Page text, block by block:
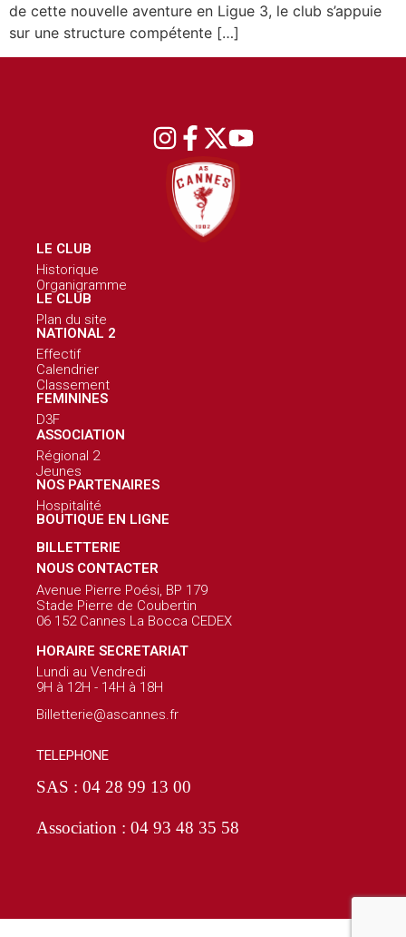
de cette nouvelle aventure en Ligue 3, le club s’appuie
sur une structure compétente […]
LE CLUB
Historique
Organigramme
LE CLUB
Plan du site
NATIONAL 2
Effectif
Calendrier
Classement
FEMININES
D3F
ASSOCIATION
Régional 2
Jeunes
NOS PARTENAIRES
Hospitalité
BOUTIQUE EN LIGNE
BILLETTERIE
NOUS CONTACTER
Avenue Pierre Poési, BP 179
Stade Pierre de Coubertin
06 152 Cannes La Bocca CEDEX
HORAIRE SECRETARIAT
Lundi au Vendredi
9H à 12H - 14H à 18H
Billetterie@ascannes.fr
TELEPHONE
SAS : 04 28 99 13 00
Association : 04 93 48 35 58